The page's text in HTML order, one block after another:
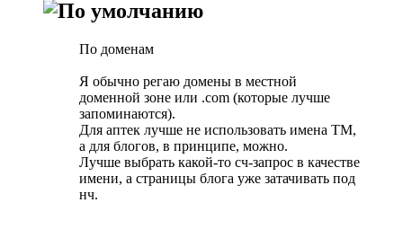
По доменам
Я обычно регаю домены в местной
доменной зоне или .com (которые лучше
запоминаются).
Для аптек лучше не использовать имена ТМ,
а для блогов, в принципе, можно.
Лучше выбрать какой-то сч-запрос в качестве
имени, а страницы блога уже затачивать под
нч.